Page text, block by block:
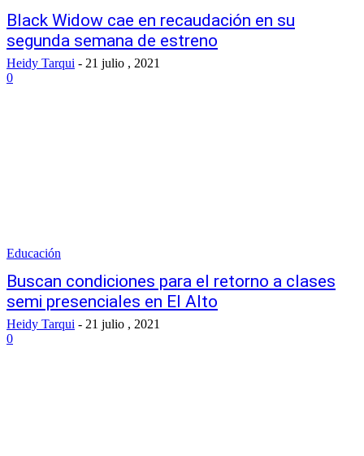
Black Widow cae en recaudación en su
segunda semana de estreno
Heidy Tarqui - 21 julio , 2021
0
Educación
Buscan condiciones para el retorno a clases
semi presenciales en El Alto
Heidy Tarqui - 21 julio , 2021
0